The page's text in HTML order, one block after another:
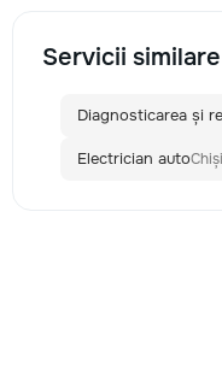
Servicii similare
Diagnosticarea și
Electrician auto